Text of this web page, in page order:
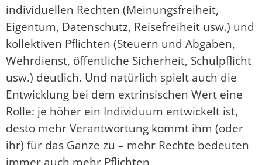
individuellen Rechten (Meinungsfreiheit,
Eigentum, Datenschutz, Reisefreiheit usw.) und
kollektiven Pflichten (Steuern und Abgaben,
Wehrdienst, öffentliche Sicherheit, Schulpflicht
usw.) deutlich. Und natürlich spielt auch die
Entwicklung bei dem extrinsischen Wert eine
Rolle: je höher ein Individuum entwickelt ist,
desto mehr Verantwortung kommt ihm (oder
ihr) für das Ganze zu – mehr Rechte bedeuten